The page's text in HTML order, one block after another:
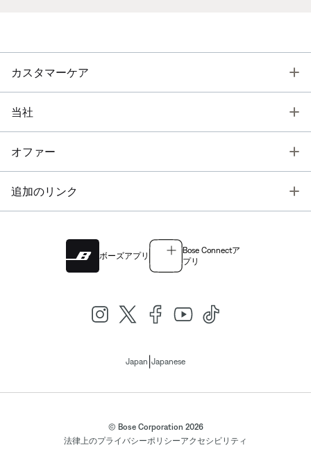
カスタマーケア
当社
オファー
追加のリンク
ボーズアプリ
Bose Connectア
プリ
Japan Japanese
© Bose Corporation 2026
法律上のプライバシーポリシーアクセシビリティ